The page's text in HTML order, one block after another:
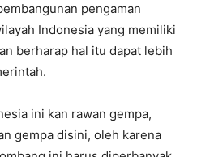
pengaman
Indonesia yang memiliki
berharap hal itu dapat lebih
ini kan rawan gempa,
gempa disini, oleh karena